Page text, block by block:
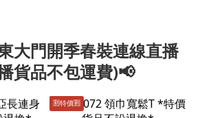
大門開季春裝連線直播
貨品不包運費)📢
🈹️特價🈹️